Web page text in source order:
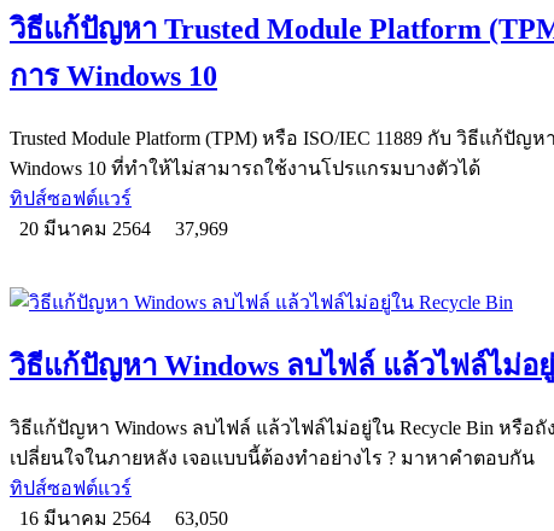
วิธีแก้ปัญหา Trusted Module Platform
การ Windows 10
Trusted Module Platform (TPM) หรือ ISO/IEC 11889 กับ วิธีแก้ปั
Windows 10 ที่ทำให้ไม่สามารถใช้งานโปรแกรมบางตัวได้
ทิปส์ซอฟต์แวร์
20 มีนาคม 2564
37,969
วิธีแก้ปัญหา Windows ลบไฟล์ แล้วไฟล์ไม่อยู่
วิธีแก้ปัญหา Windows ลบไฟล์ แล้วไฟล์ไม่อยู่ใน Recycle Bin หรื
เปลี่ยนใจในภายหลัง เจอแบบนี้ต้องทำอย่างไร ? มาหาคำตอบกัน
ทิปส์ซอฟต์แวร์
16 มีนาคม 2564
63,050